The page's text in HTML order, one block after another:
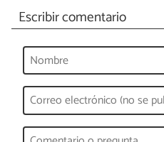
Escribir comentario